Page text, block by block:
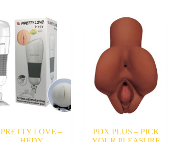
PRETTY LOVE –
PDX PLUS – PICK